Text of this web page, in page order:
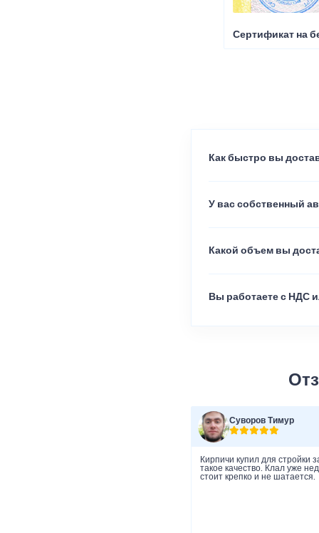
Сертификат на
Как быстро вы
У вас собственный
Какой объем вы
Вы работаете с НДС
Суворов Тимур
Кирпичи купил для стройки
такое качество. Клал уже
стоит крепко и не шатается.